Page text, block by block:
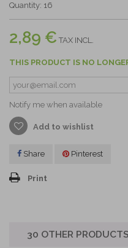
Quantity: 16
2,89 € TAX INCL.
THIS PRODUCT IS NO
Notify me when available
Add to wishlist
Share Pinterest
Print
30 OTHER